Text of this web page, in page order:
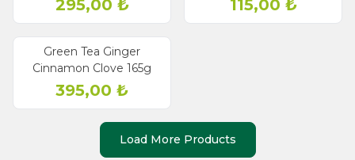
295,00 ₺ 115,00 ₺
Green Tea Ginger
Cinnamon Clove 165g
395,00 ₺
Load More Products